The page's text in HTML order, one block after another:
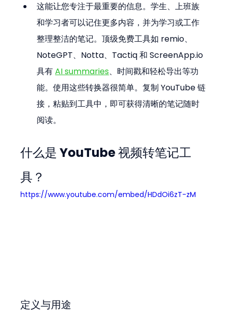
这能让您专注于最重要的信息。学生、上班族
和学习者可以记住更多内容，并为学习或工作
整理整洁的笔记。顶级免费工具如 remio、
NoteGPT、Notta、Tactiq 和 ScreenApp.io
具有 AI summaries、时间戳和轻松导出等功
能。使用这些转换器很简单。复制 YouTube 链
接，粘贴到工具中，即可获得清晰的笔记随时
阅读。
什么是 YouTube 视频转笔记工
具？
https://www.youtube.com/embed/HDdOi6zT-zM
定义与用途